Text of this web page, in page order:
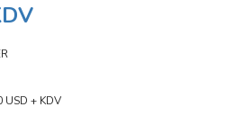
USD + KDV